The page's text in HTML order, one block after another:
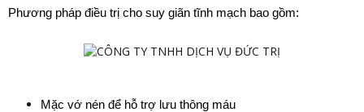
Phương pháp điều trị cho suy giãn tĩnh mạch bao gồm:
Mặc vớ nén để hỗ trợ lưu thông máu